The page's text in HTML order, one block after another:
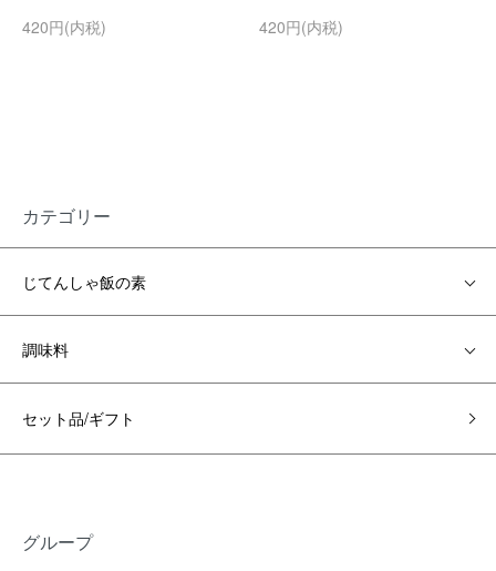
420円(内税)
420円(内税)
カテゴリー
じてんしゃ飯の素
調味料
セット品/ギフト
グループ